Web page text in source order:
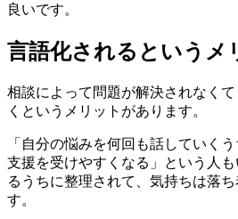
良いです。
言語化されるというメ
相談によって問題が解決されなく
くというメリットがあります。
「自分の悩みを何回も話していく
支援を受けやすくなる」という人
るうちに整理されて、気持ちは落
す。